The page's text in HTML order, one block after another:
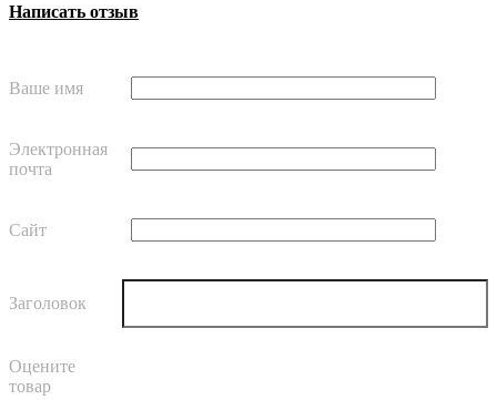
Написать отзыв
Ваше имя
Электронная
почта
Сайт
Заголовок
Оцените
товар